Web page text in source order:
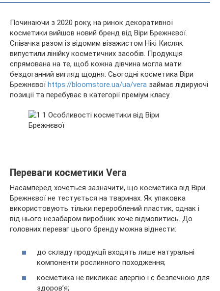
Починаючи з 2020 року, на ринок декоративної
косметики вийшов новий бренд від Віри Брежнєвої.
Співачка разом із відомим візажистом Нікі Кисляк
випустили лінійку косметичних засобів. Продукція
спрямована на те, щоб кожна дівчина могла мати
бездоганний вигляд щодня. Сьогодні косметика Віри
Брежнєвої https://bloomstore.ua/ua/vera займає лідируючі
позиції та перебуває в категорії преміум класу.
Переваги косметики Vera
Насамперед хочеться зазначити, що косметика від Віри
Брежнєвої не тестується на тваринах. Як упаковка
використовують тільки перероблений пластик, однак і
від нього незабаром виробник хоче відмовитись. До
головних переваг цього бренду можна віднести:
до складу продукції входять лише натуральні
компоненти рослинного походження;
косметика не викликає алергію і є безпечною для
здоров’я;